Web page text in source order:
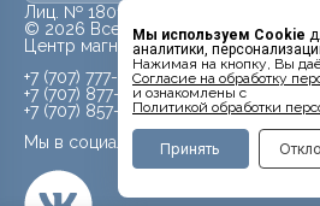
Мы используем Cookie
аналитики,
Нажимая на кнопку, Вы
Cогласие на обработку
и ознакомлены с
Политикой обработки
Принять
Лиц. № 18010478 от 25 мая 2018 г.
© 2026 Все права защищены.
Центр магнитно-резонансной
Мы в социальных сетях
+7 (707) 777-99-09
+7 (707) 877-99-09
+7 (707) 857-99-09